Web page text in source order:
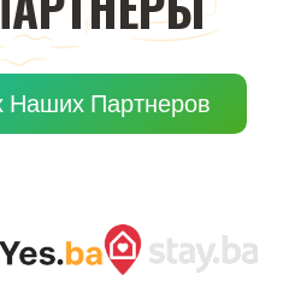
Наших Партнеров